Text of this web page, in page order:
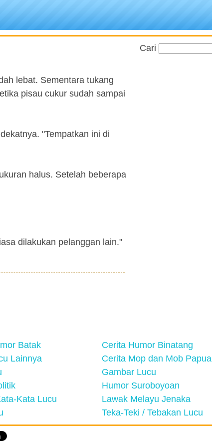
lebat. Sementara tukang
pisau cukur sudah sampai
"Tempatkan ini di
halus. Setelah beberapa
dilakukan pelanggan lain."
Cari
Batak
Cerita Humor Binatang
Lainnya
Cerita Mop dan Mob Papua
Gambar Lucu
Humor Suroboyoan
Kata Lucu
Lawak Melayu Jenaka
Teka-Teki / Tebakan Lucu